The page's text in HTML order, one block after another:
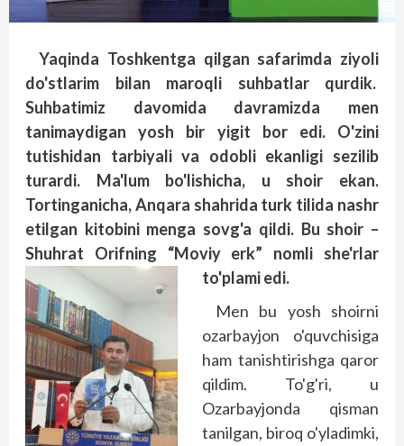
Yaqinda Toshkentga qilgan safarimda ziyoli
do'stlarim bilan maroqli suhbatlar qurdik.
Suhbatimiz davomida davramizda men
tanimaydigan yosh bir yigit bor edi. O'zini
tutishidan tarbiyali va odobli ekanligi sezilib
turardi. Ma'lum bo'lishicha, u shoir ekan.
Tortinganicha, Anqara shahrida turk tilida nashr
etilgan kitobini menga sovg'a qildi. Bu shoir –
Shuhrat Orifning “Moviy erk” nomli she'rlar
to'plami edi.
Men bu yosh shoirni
ozarbayjon o'quvchisiga
ham tanishtirishga qaror
qildim. To'g'ri, u
Ozarbayjonda qisman
tanilgan, biroq o'yladimki,